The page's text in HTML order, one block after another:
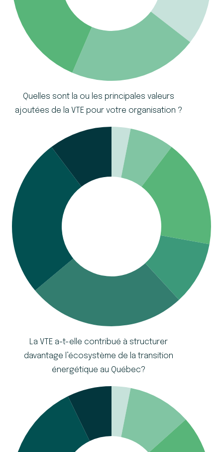
Quelles sont la ou les principales valeurs
ajoutées de la VTE pour votre organisation ?
La VTE a-t-elle contribué à structurer
davantage l’écosystème de la transition
énergétique au Québec?